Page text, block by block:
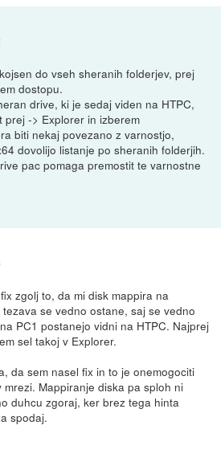
do vseh sheranih folderjev, prej
dostopu.
drive, ki je sedaj viden na HTPC,
prej -> Explorer in izberem
biti nekaj povezano z varnostjo,
dovolijo listanje po sheranih folderjih.
pac pomaga premostit te varnostne
zgolj to, da mi disk mappira na
se vedno ostane, saj se vedno
PC1 postanejo vidni na HTPC. Najprej
sel takoj v Explorer.
da sem nasel fix in to je onemogociti
Mappiranje diska pa sploh ni
duhcu zgoraj, ker brez tega hinta
spodaj.